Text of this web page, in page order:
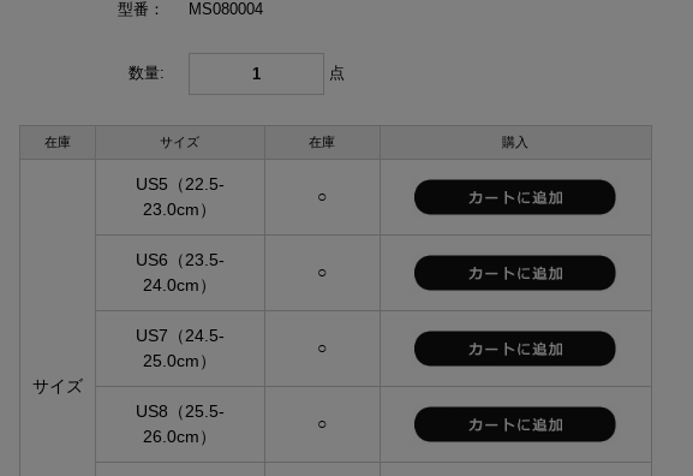
型番： MS080004
数量: 点
在庫 サイズ 在庫 購入
サイズ
US5（22.5-
23.0cm）
○
US6（23.5-
24.0cm）
○
US7（24.5-
25.0cm）
○
US8（25.5-
26.0cm）
○